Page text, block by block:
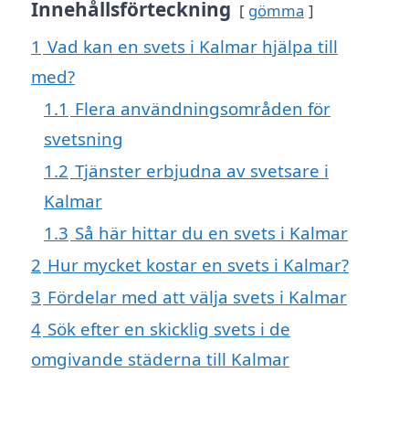
Innehållsförteckning gömma
1 Vad kan en svets i Kalmar hjälpa till
med?
1.1 Flera användningsområden för
svetsning
1.2 Tjänster erbjudna av svetsare i
Kalmar
1.3 Så här hittar du en svets i Kalmar
2 Hur mycket kostar en svets i Kalmar?
3 Fördelar med att välja svets i Kalmar
4 Sök efter en skicklig svets i de
omgivande städerna till Kalmar